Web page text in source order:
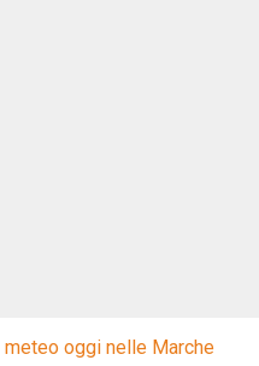
meteo oggi nelle Marche